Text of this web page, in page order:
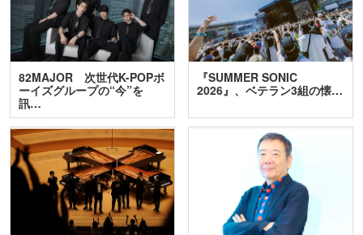
82MAJOR 次世代K-POPボ
ーイズグループの“今”を
訊…
『SUMMER SONIC
2026』、ベテラン3組の懐…